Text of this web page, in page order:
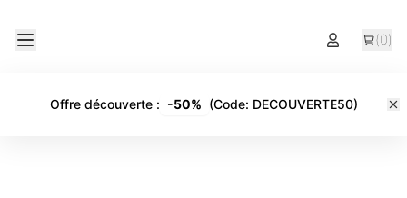
(0)
Offre découverte: -50% (Code: DECOUVERTE50)